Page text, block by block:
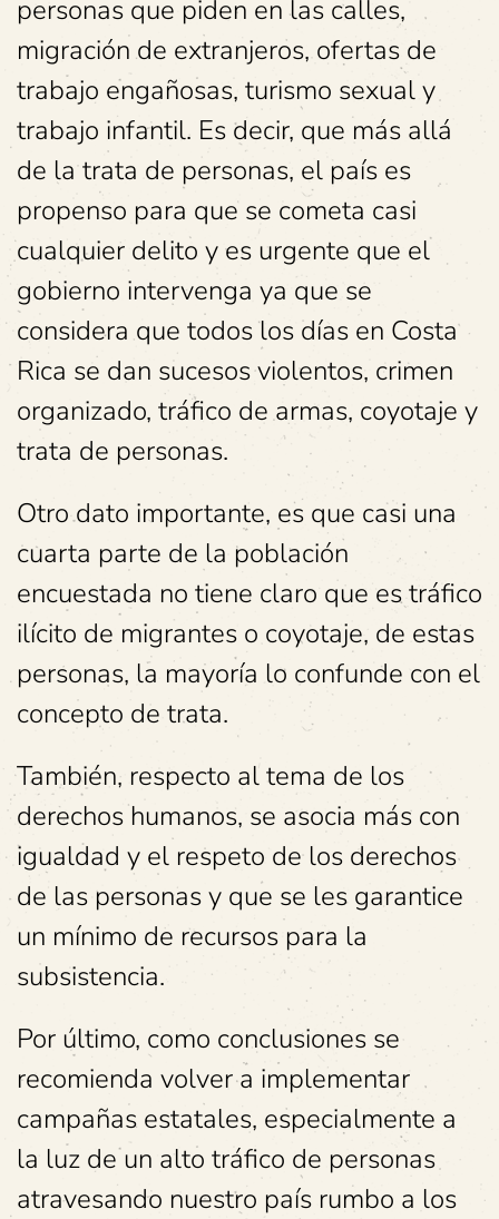
personas que piden en las calles,
migración de extranjeros, ofertas de
trabajo engañosas, turismo sexual y
trabajo infantil. Es decir, que más allá
de la trata de personas, el país es
propenso para que se cometa casi
cualquier delito y es urgente que el
gobierno intervenga ya que se
considera que todos los días en Costa
Rica se dan sucesos violentos, crimen
organizado, tráfico de armas, coyotaje y
trata de personas.
Otro dato importante, es que casi una
cuarta parte de la población
encuestada no tiene claro que es tráfico
ilícito de migrantes o coyotaje, de estas
personas, la mayoría lo confunde con el
concepto de trata.
También, respecto al tema de los
derechos humanos, se asocia más con
igualdad y el respeto de los derechos
de las personas y que se les garantice
un mínimo de recursos para la
subsistencia.
Por último, como conclusiones se
recomienda volver a implementar
campañas estatales, especialmente a
la luz de un alto tráfico de personas
atravesando nuestro país rumbo a los